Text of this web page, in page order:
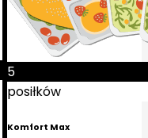
5
posiłków
Komfort Max